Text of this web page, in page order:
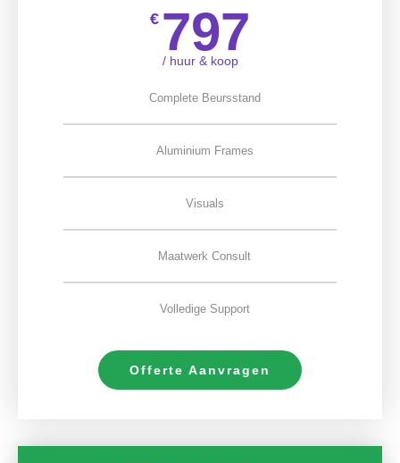
€ 797
/ huur & koop
Complete Beursstand
Aluminium Frames
Visuals
Maatwerk Consult
Volledige Support
Offerte Aanvragen